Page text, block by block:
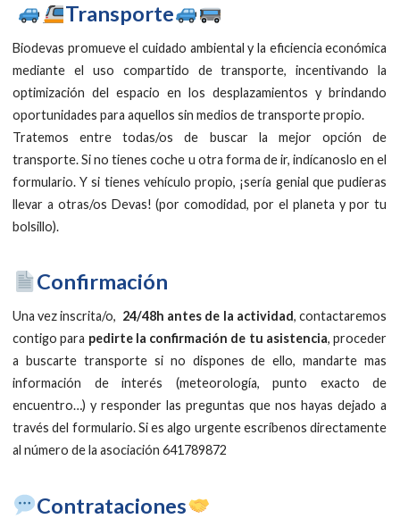
Transporte
Biodevas promueve el cuidado ambiental y la eficiencia económica
mediante el uso compartido de transporte, incentivando la
optimización del espacio en los desplazamientos y brindando
oportunidades para aquellos sin medios de transporte propio.
Tratemos entre todas/os de buscar la mejor opción de
transporte. Si no tienes coche u otra forma de ir, indícanoslo en el
formulario. Y si tienes vehículo propio, ¡sería genial que pudieras
llevar a otras/os Devas! (por comodidad, por el planeta y por tu
bolsillo).
Confirmación
Una vez inscrita/o, 24/48h antes de la actividad, contactaremos
contigo para pedirte la confirmación de tu asistencia, proceder
a buscarte transporte si no dispones de ello, mandarte mas
información de interés (meteorología, punto exacto de
encuentro…) y responder las preguntas que nos hayas dejado a
través del formulario. Si es algo urgente escríbenos directamente
al número de la asociación 641789872
​Contrataciones